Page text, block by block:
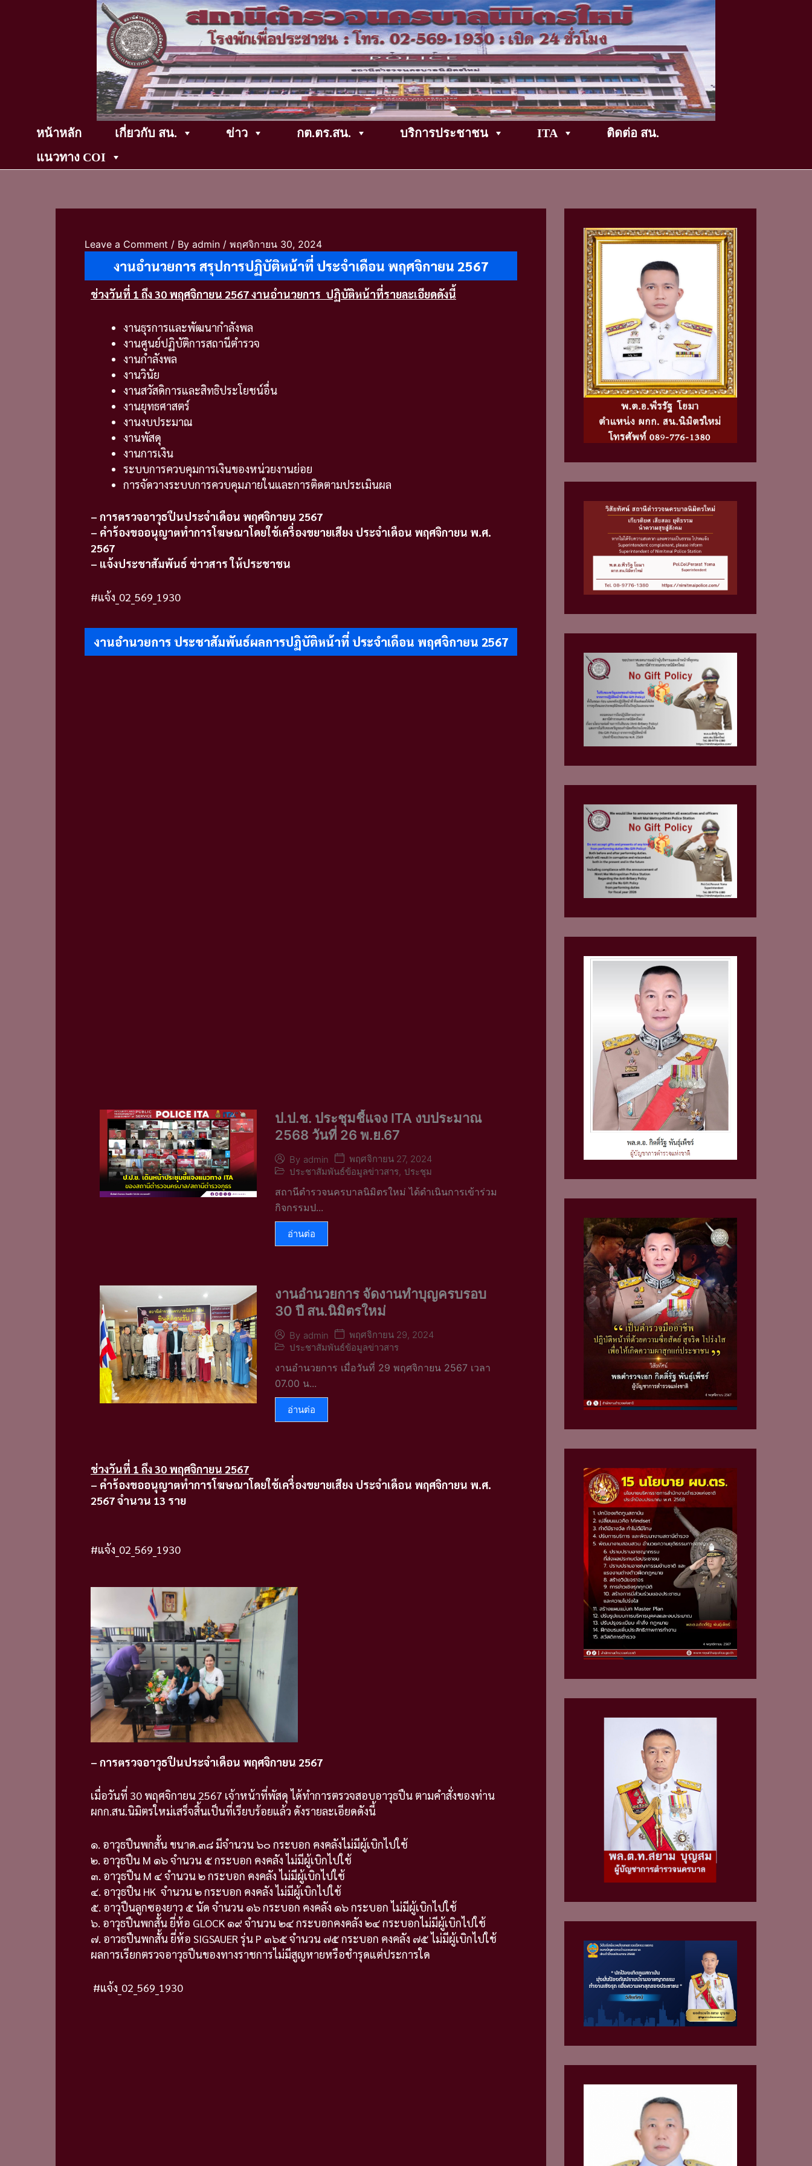
หน้าหลัก เกี่ยวกับ สน. ข่าว กต.ตร.สน. บริการประชาชน ITA
ติดต่อ สน.
แนวทาง COI
Leave a Comment / By admin / พฤศจิกายน 30, 2024
งานอำนวยการ สรุปการปฏิบัติหน้าที่ ประจำเดือน พฤศจิกายน 2567
ช่วงวันที่ 1 ถึง 30 พฤศจิกายน 2567 งานอำนวยการ ปฏิบัติหน้าที่รายละเอียดดังนี้
งานธุรการและพัฒนากำลังพล
งานศูนย์ปฏิบัติการสถานีตำรวจ
งานกำลังพล
งานวินัย
งานสวัสดิการและสิทธิประโยชน์อื่น
งานยุทธศาสตร์
งานงบประมาณ
งานพัสดุ
งานการเงิน
ระบบการควบคุมการเงินของหน่วยงานย่อย
การจัดวางระบบการควบคุมภายในและการติดตามประเมินผล
– การตรวจอาวุธปืนประจำเดือน พฤศจิกายน 2567
– คำร้องขออนุญาตทำการโฆษณาโดยใช้เครื่องขยายเสียง ประจำเดือน พฤศจิกายน พ.ศ.
2567
– แจ้งประชาสัมพันธ์ ข่าวสาร ให้ประชาชน
#แจ้ง_02_569_1930
งานอำนวยการ ประชาสัมพันธ์ผลการปฏิบัติหน้าที่ ประจำเดือน พฤศจิกายน 2567
ป.ป.ช. ประชุมชี้แจง ITA งบประมาณ
2568 วันที่ 26 พ.ย.67
By admin
พฤศจิกายน 27, 2024
ประชาสัมพันธ์ข้อมูลข่าวสาร, ประชุม
สถานีตำรวจนครบาลนิมิตรใหม่ ได้ดำเนินการเข้าร่วม
กิจกรรมป...
อ่านต่อ
งานอำนวยการ จัดงานทำบุญครบรอบ
30 ปี สน.นิมิตรใหม่
By admin
พฤศจิกายน 29, 2024
ประชาสัมพันธ์ข้อมูลข่าวสาร
งานอำนวยการ เมื่อวันที่ 29 พฤศจิกายน 2567 เวลา
07.00 น...
อ่านต่อ
ช่วงวันที่ 1 ถึง 30 พฤศจิกายน 2567
– คำร้องขออนุญาตทำการโฆษณาโดยใช้เครื่องขยายเสียง ประจำเดือน พฤศจิกายน พ.ศ.
2567 จำนวน 13 ราย
#แจ้ง_02_569_1930
– การตรวจอาวุธปืนประจำเดือน พฤศจิกายน 2567
เมื่อวันที่ 30 พฤศจิกายน2567 เจ้าหน้าที่พัสดุ ได้ทำการตรวจสอบอาวุธปืน ตามคำสั่งของท่าน
ผกก.สน.นิมิตรใหม่เสร็จสิ้นเป็นที่เรียบร้อยแล้ว ดังรายละเอียดดังนี้
๑. อาวุธปืนพกสั้น ขนาด.๓๘ มีจำนวน ๖๐ กระบอก คงคลังไม่มีผู้เบิกไปใช้
๒. อาวุธปืน M ๑๖ จำนวน ๕ กระบอก คงคลัง ไม่มีผู้เบิกไปใช้
๓. อาวุธปืน M ๔ จำนวน ๒ กระบอก คงคลัง ไม่มีผู้เบิกไปใช้
๔. อาวุธปืน HK จำนวน ๒ กระบอก คงคลัง ไม่มีผู้เบิกไปใช้
๕. อาวุปืนลูกซองยาว ๕ นัด จำนวน ๑๖ กระบอก คงคลัง ๑๖ กระบอก ไม่มีผู้เบิกไปใช้
๖. อาวุธปืนพกสั้น ยี่ห้อ GLOCK ๑๙ จำนวน ๒๔ กระบอกคงคลัง ๒๔ กระบอกไม่มีผู้เบิกไปใช้
๗. อาวธปืนพกสั้น ยี่ห้อ SIGSAUER รุ่น P ๓๖๕ จำนวน ๗๕ กระบอก คงคลัง ๗๕ ไม่มีผู้เบิกไปใช้
ผลการเรียกตรวจอาวุธปืนของทางราชการไม่มีสูญหายหรือชำรุดแต่ประการใด
#แจ้ง_02_569_1930
TikTok